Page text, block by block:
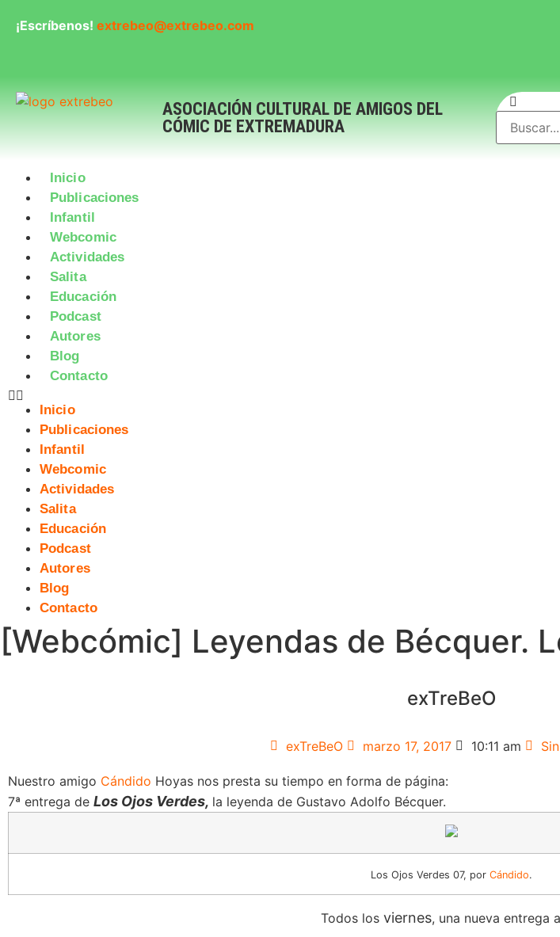
¡Escríbenos! extrebeo@extrebeo.com
ASOCIACIÓN CULTURAL DE AMIGOS DEL
CÓMIC DE EXTREMADURA
Inicio
Publicaciones
Infantil
Webcomic
Actividades
Salita
Educación
Podcast
Autores
Blog
Contacto
Inicio
Publicaciones
Infantil
Webcomic
Actividades
Salita
Educación
Podcast
Autores
Blog
Contacto
[Webcómic] Leyendas de Bécquer.
exTreBeO
exTreBeO marzo 17, 2017 10:11 am
Nuestro amigo Cándido Hoyas nos presta su tiempo en forma de página:
7ª entrega de Los Ojos Verdes, la leyenda de Gustavo Adolfo Bécquer.
Los Ojos Verdes 07, por Cándido.
Todos los viernes, una nueva entrega